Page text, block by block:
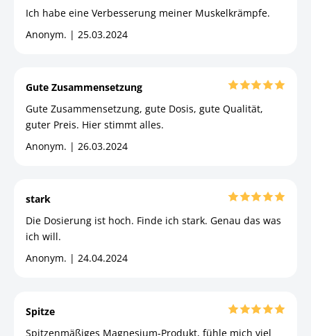
Ich habe eine Verbesserung meiner Muskelkrämpfe.
Anonym. | 25.03.2024
Gute Zusammensetzung
Gute Zusammensetzung, gute Dosis, gute Qualität,
guter Preis. Hier stimmt alles.
Anonym. | 26.03.2024
stark
Die Dosierung ist hoch. Finde ich stark. Genau das was
ich will.
Anonym. | 24.04.2024
Spitze
Spitzenmäßiges Magnesium-Produkt, fühle mich viel